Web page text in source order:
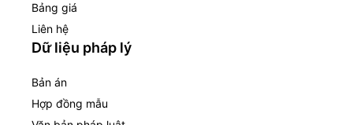
Bảng giá
Liên hệ
Dữ liệu pháp lý
Bản án
Hợp đồng mẫu